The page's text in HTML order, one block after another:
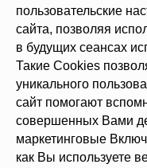
пользовательские
сайта, позволяя
в будущих сеансах
Такие Cookies
уникального
сайт помогают
совершенных Вами
маркетинговые
как Вы используете